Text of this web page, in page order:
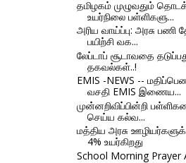
தமிழகம் முழுவதும்
உயர்நிலை பள்ளிகளு...
அரிய வாய்ப்பு: அரசு பணி
பயிற்சி வக...
லேப்டாப் சூடாவதை
தகவல்கள்..!
EMIS -NEWS --
வசதி EMIS இணைய...
முன்னறிவிப்பின்றி
செய்ய கல்வ...
மத்திய அரசு
4% உயர்கிறது
School Morning Prayer